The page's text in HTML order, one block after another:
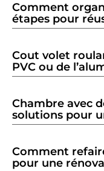
Comment
étapes pour
Cout volet
PVC ou de
Chambre avec
solutions pour
Comment
pour une